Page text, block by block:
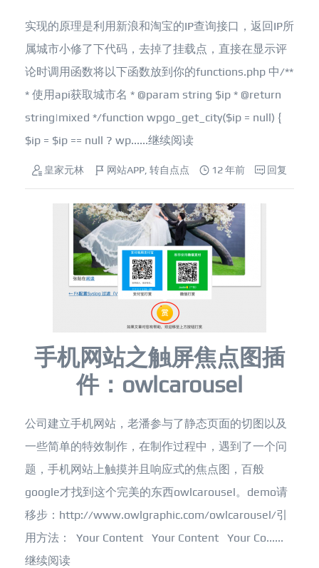
实现的原理是利用新浪和淘宝的IP查询接口，返回IP所
属城市小修了下代码，去掉了挂载点，直接在显示评
论时调用函数将以下函数放到你的functions.php 中/**
* 使用api获取城市名 * @param string $ip * @return
string|mixed */function wpgo_get_city($ip = null) {
$ip = $ip == null ? wp......继续阅读
皇家元林 网站APP, 转自点点 12 年前 回复
手机网站之触屏焦点图插
件：owlcarousel
公司建立手机网站，老潘参与了静态页面的切图以及
一些简单的特效制作，在制作过程中，遇到了一个问
题，手机网站上触摸并且响应式的焦点图，百般
google才找到这个完美的东西owlcarousel。demo请
移步：http://www.owlgraphic.com/owlcarousel/引
用方法： Your Content Your Content Your Co......
继续阅读